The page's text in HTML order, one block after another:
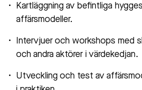
Kartläggning av befintliga
affärsmodeller.
Intervjuer och workshops med
och andra aktörer i värdekedjan.
Utveckling och test av